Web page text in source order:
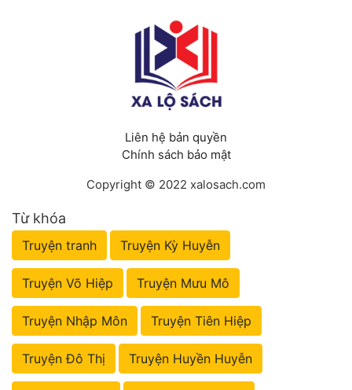
Võng Du
Xuyên Không
Xuyên Nhanh
Xuyên Sách
Xuyên Thư
Điền Văn
Liên hệ bản quyền
Chính sách bảo mật
Copyright © 2022 xalosach.com
Từ khóa
Truyện tranh Truyện Kỳ Huyễn
Truyện Võ Hiệp Truyện Mưu Mô
Truyện Nhập Môn Truyện Tiên Hiệp
Truyện Đô Thị Truyện Huyền Huyễn